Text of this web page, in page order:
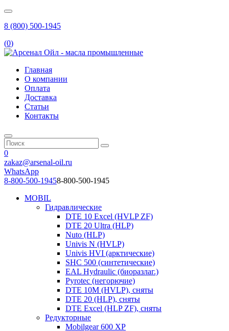
8 (800) 500-1945
(0)
Главная
О компании
Оплата
Доставка
Статьи
Контакты
0
zakaz@arsenal-oil.ru
WhatsApp
8-800-500-19458-800-500-1945
MOBIL
Гидравлические
DTE 10 Excel (HVLP ZF)
DTE 20 Ultra (HLP)
Nuto (HLP)
Univis N (HVLP)
Univis HVI (арктические)
SHC 500 (синтетические)
EAL Hydraulic (биоразлаг.)
Pyrotec (негорючие)
DTE 10M (HVLP), сняты
DTE 20 (HLP), сняты
DTE Excel (HLP ZF), сняты
Редукторные
Mobilgear 600 XP